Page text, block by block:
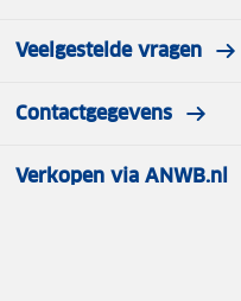
Veelgestelde vragen
Contactgegevens
Verkopen via ANWB.nl